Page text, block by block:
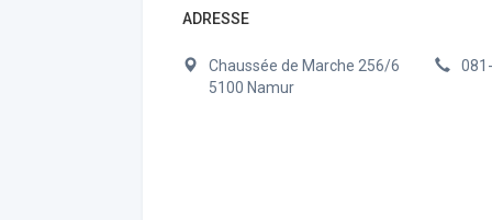
ADRESSE
Chaussée de Marche 256/6
5100 Namur